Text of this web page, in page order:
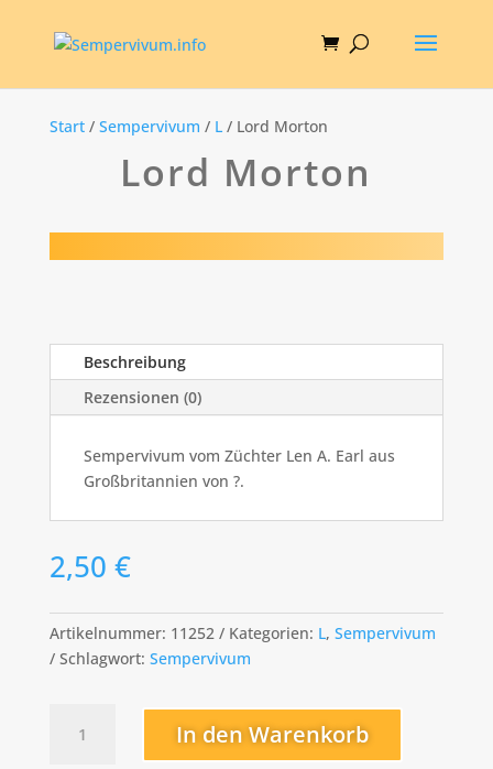
Start/ Sempervivum / L/ Lord Morton
Lord Morton
Beschreibung
Rezensionen (0)
Sempervivum vom Züchter Len A. Earl aus
Großbritannien von ?.
2,50 €
Artikelnummer: 11252 Kategorien: L, Sempervivum
Schlagwort: Sempervivum
Morton
In den Warenkorb